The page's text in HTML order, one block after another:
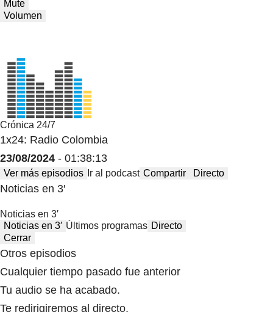
Mute
Volumen
Crónica 24/7
1x24: Radio Colombia
23/08/2024 - 01:38:13
Ver más episodios Ir al podcast Compartir Directo
Noticias en 3′
Noticias en 3′
Noticias en 3′ Últimos programas Directo
Cerrar
Otros episodios
Cualquier tiempo pasado fue anterior
Tu audio se ha acabado.
Te redirigiremos al directo.